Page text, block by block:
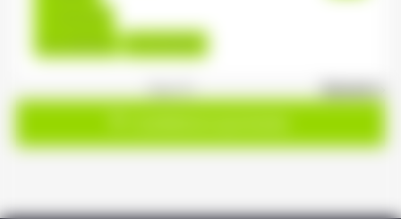
12,31 €/h
Du:10/08/26
1sur 21
Suivant »